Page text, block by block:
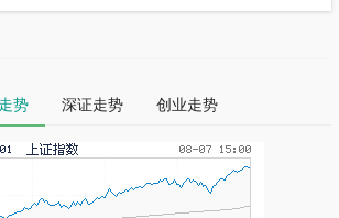
势 深证走势 创业走势